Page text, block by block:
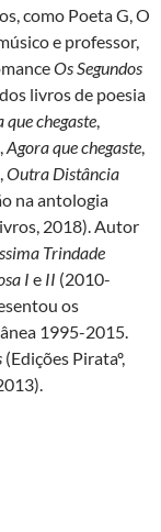
como Poeta G, O
e professor,
Os Segundos
livros de poesia
que chegaste
Agora que chegaste
Outra Distância
na antologia
2018). Autor
Trindade
I e II (2010-
os
1995-2015.
(Edições Pirataº,